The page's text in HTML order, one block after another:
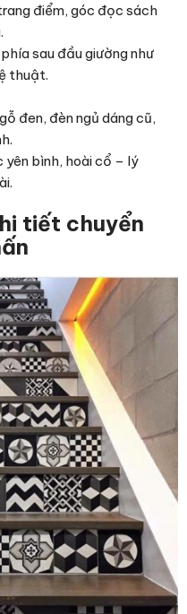
điểm, góc đọc sách
sau đầu giường như
thuật.
đen, đèn ngủ dáng cũ,
yên bình, hoài cổ – lý
tiết chuyển